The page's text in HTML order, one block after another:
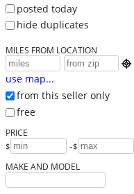
posted today
hide duplicates
MILES FROM LOCATION

use map...
from this seller only
free
PRICE
$ -$
MAKE AND MODEL